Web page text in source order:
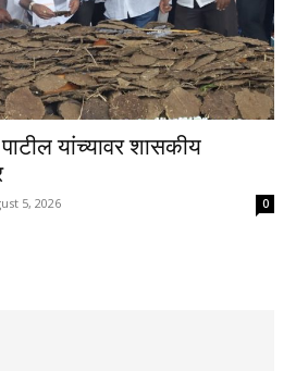
यांच्यावर शासकीय
5, 2026 0